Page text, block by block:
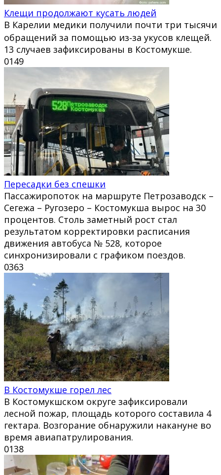
Клещи продолжают кусать людей
В Карелии медики получили почти три тысячи
обращений за помощью из‑за укусов клещей.
13 случаев зафиксированы в Костомукше.
0149
Пересадки без спешки
Пассажиропоток на маршруте Петрозаводск –
Сегежа – Ругозеро – Костомукша вырос на 30
процентов. Столь заметный рост стал
результатом корректировки расписания
движения автобуса № 528, которое
синхронизировали с графиком поездов.
0363
В Костомукше горел лес
В Костомукшском округе зафиксировали
лесной пожар, площадь которого составила 4
гектара. Возгорание обнаружили накануне во
время авиапатрулирования.
0138